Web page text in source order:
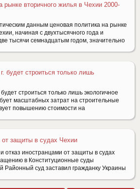
рынке вторичного жилья в Чехии 2000-
данным ценовая политика на рынке
начиная с двухтысячного года и
тысячи семнадцатым годом, значительно
будет строиться только лишь
строиться только лишь экологичное
масштабных затрат на строительные
повышению стоимости на
от защиты в судах Чехии
отказ иностранцами от защиты в судах
в Конституционные суды
Районный суд заставил гражданку Украины